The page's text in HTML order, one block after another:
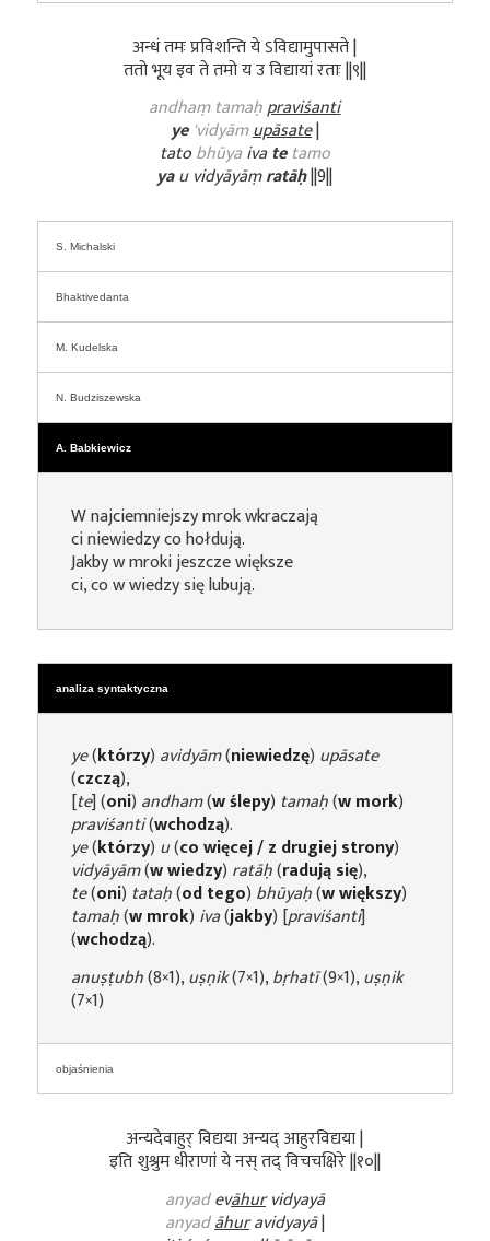
अन्धं तमः प्रविशन्ति ये ऽविद्यामुपासते |
ततो भूय इव ते तमो य उ विद्यायां रताः ||९||
andhaṃ tamaḥpraviśanti
ye'vidyāmupāsate|
tatobhūyaivate tamo
yau vidyāyāṃratāḥ||9||
S. Michalski
Bhaktivedanta
M. Kudelska
N. Budziszewska
A. Babkiewicz
W najciemniejszy mrok wkraczają
ci niewiedzy co hołdują.
Jakby w mroki jeszcze większe
ci, co w wiedzy się lubują.
analiza syntaktyczna
ye(którzy) avidyām(niewiedzę) upāsate
(czczą),
[te] (oni) andham(w ślepy) tamaḥ(w mork)
praviśanti(wchodzą).
ye(którzy) u(co więcej / z drugiej strony)
vidyāyām(w wiedzy) ratāḥ(radują się),
te(oni) tataḥ(od tego) bhūyaḥ(w większy)
tamaḥ(w mrok) iva(jakby) [praviśanti]
(wchodzą).
anuṣṭubh(8×1),uṣṇik(7×1),bṛhatī(9×1),uṣṇik
(7×1)
objaśnienia
अन्यदेवाहुर् विद्यया अन्यद् आहुरविद्यया |
इति शुश्रुम धीराणां ये नस् तद् विचचक्षिरे ||१०||
anyadevāhurvidyayā
anyadāhuravidyayā|